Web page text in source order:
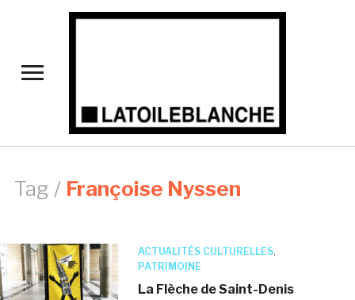
Toggle
navigation
Tag / Françoise Nyssen
ACTUALITÉS CULTURELLES
PATRIMOINE
La Flèche de Saint-Denis